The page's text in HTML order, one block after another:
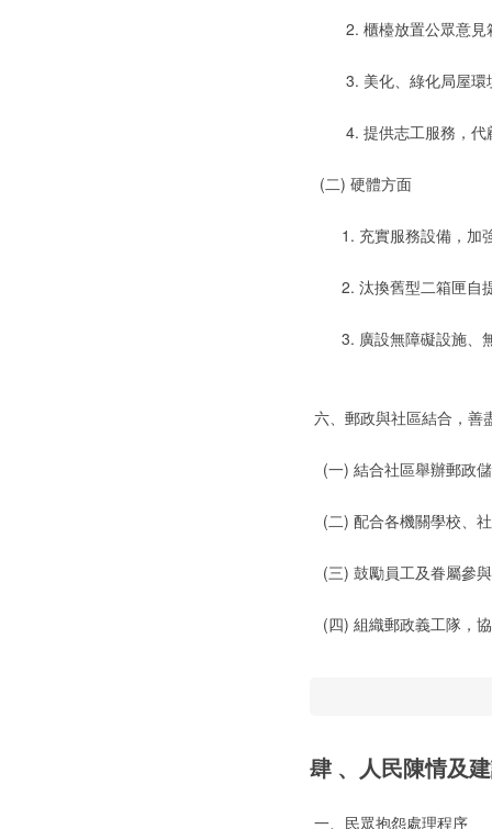
2. 櫃檯放置公眾意見
3. 美化、綠化局屋環
4. 提供志工服務，代
(二) 硬體方面
1. 充實服務設備，加
2. 汰換舊型二箱匣自
3. 廣設無障礙設施、
六、郵政與社區結合，善
(一) 結合社區舉辦郵政
(二) 配合各機關學校、
(三) 鼓勵員工及眷屬參
(四) 組織郵政義工隊，
肆 、人民陳情及
一、 民眾抱怨處理程序